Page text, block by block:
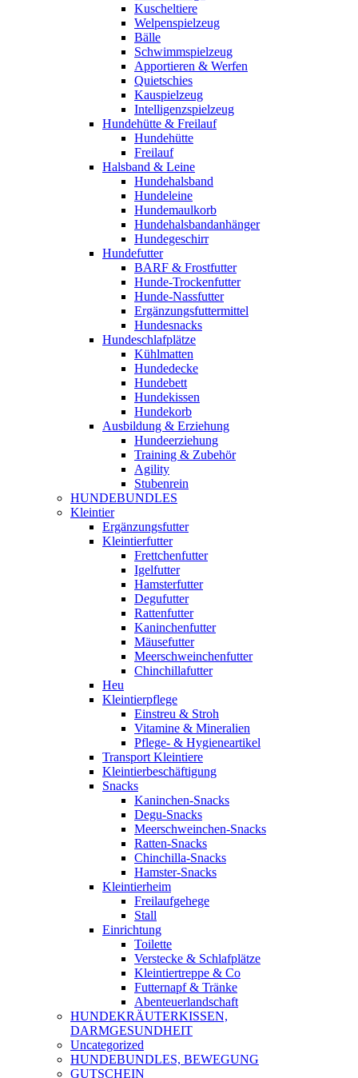
Kuscheltiere
Welpenspielzeug
Bälle
Schwimmspielzeug
Apportieren & Werfen
Quietschies
Kauspielzeug
Intelligenzspielzeug
Hundehütte & Freilauf
Hundehütte
Freilauf
Halsband & Leine
Hundehalsband
Hundeleine
Hundemaulkorb
Hundehalsbandanhänger
Hundegeschirr
Hundefutter
BARF & Frostfutter
Hunde-Trockenfutter
Hunde-Nassfutter
Ergänzungsfuttermittel
Hundesnacks
Hundeschlafplätze
Kühlmatten
Hundedecke
Hundebett
Hundekissen
Hundekorb
Ausbildung & Erziehung
Hundeerziehung
Training & Zubehör
Agility
Stubenrein
HUNDEBUNDLES
Kleintier
Ergänzungsfutter
Kleintierfutter
Frettchenfutter
Igelfutter
Hamsterfutter
Degufutter
Rattenfutter
Kaninchenfutter
Mäusefutter
Meerschweinchenfutter
Chinchillafutter
Heu
Kleintierpflege
Einstreu & Stroh
Vitamine & Mineralien
Pflege- & Hygieneartikel
Transport Kleintiere
Kleintierbeschäftigung
Snacks
Kaninchen-Snacks
Degu-Snacks
Meerschweinchen-Snacks
Ratten-Snacks
Chinchilla-Snacks
Hamster-Snacks
Kleintierheim
Freilaufgehege
Stall
Einrichtung
Toilette
Verstecke & Schlafplätze
Kleintiertreppe & Co
Futternapf & Tränke
Abenteuerlandschaft
HUNDEKRÄUTERKISSEN,
DARMGESUNDHEIT
Uncategorized
HUNDEBUNDLES, BEWEGUNG
GUTSCHEIN